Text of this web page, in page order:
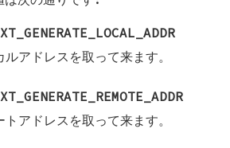
アドレスを取って来ます。
アドレスを取って来ます。